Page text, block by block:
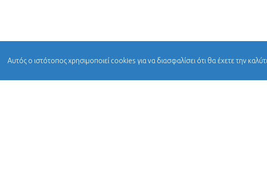
Αυτός ο ιστότοπος χρησιμοποιεί cookies για να διασφαλίσει ότι θα έχετε την